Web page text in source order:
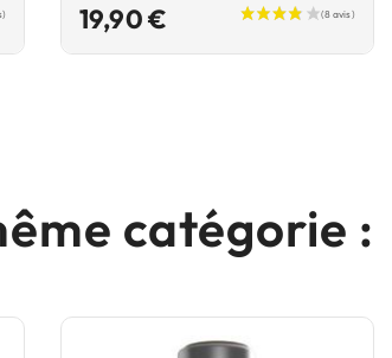
19,90 €Prix
catégorie :